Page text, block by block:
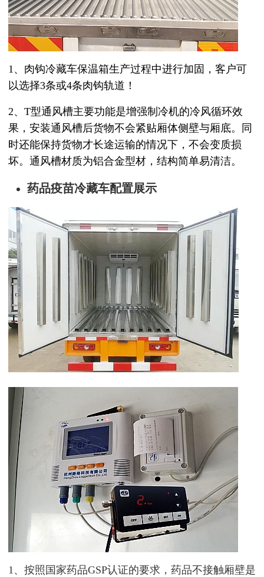
1、肉钩冷藏车保温箱生产过程中进行加固，客户可
以选择3条或4条肉钩轨道！
2、T型通风槽主要功能是增强制冷机的冷风循环效
果，安装通风槽后货物不会紧贴厢体侧壁与厢底。同
时还能保持货物才长途运输的情况下，不会变质损
坏。通风槽材质为铝合金型材，结构简单易清洁。
药品疫苗冷藏车配置展示
1、 按照国家药品GSP认证的要求，药品不接触厢壁是